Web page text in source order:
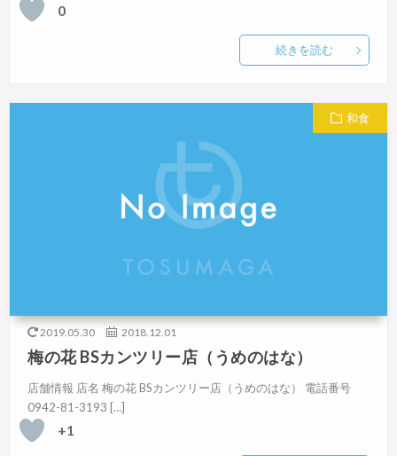
0
続きを読む
和食
2019.05.30 2018.12.01
梅の花 BSカンツリー店（うめのはな）
店舗情報 店名 梅の花 BSカンツリー店（うめのはな） 電話番号
0942-81-3193 […]
+1